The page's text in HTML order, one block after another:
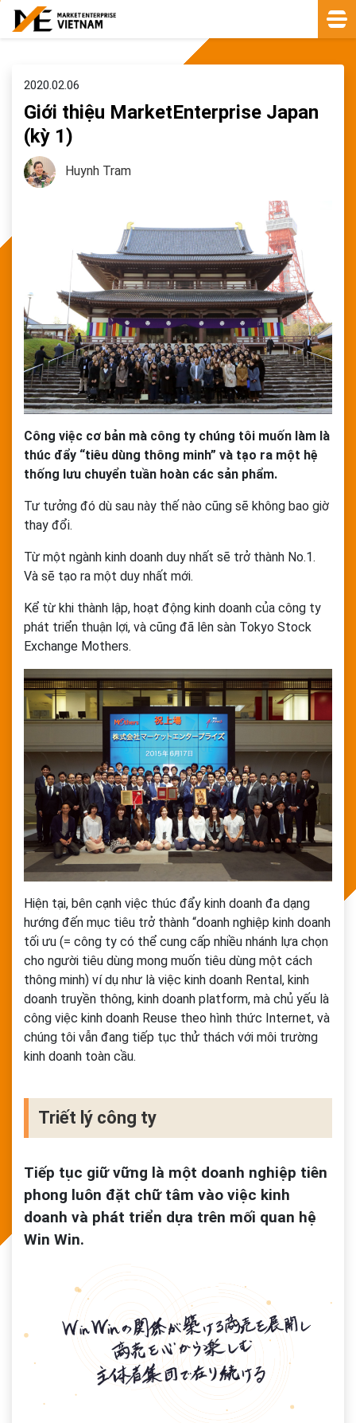
2020.02.06
Giới thiệu MarketEnterprise Japan
(kỳ 1)
Huynh Tram
Công việc cơ bản mà công ty chúng tôi muốn làm là
thúc đẩy “tiêu dùng thông minh” và tạo ra một hệ
thống lưu chuyển tuần hoàn các sản phẩm.
Tư tưởng đó dù sau này thế nào cũng sẽ không bao giờ
thay đổi.
Từ một ngành kinh doanh duy nhất sẽ trở thành No.1.
Và sẽ tạo ra một duy nhất mới.
Kể từ khi thành lập, hoạt động kinh doanh của công ty
phát triển thuận lợi, và cũng đã lên sàn Tokyo Stock
Exchange Mothers.
Hiện tại, bên cạnh việc thúc đẩy kinh doanh đa dạng
hướng đến mục tiêu trở thành “doanh nghiệp kinh doanh
tối ưu (= công ty có thể cung cấp nhiều nhánh lựa chọn
cho người tiêu dùng mong muốn tiêu dùng một cách
thông minh) ví dụ như là việc kinh doanh Rental, kinh
doanh truyền thông, kinh doanh platform, mà chủ yếu là
công việc kinh doanh Reuse theo hình thức Internet, và
chúng tôi vẫn đang tiếp tục thử thách với môi trường
kinh doanh toàn cầu.
Triết lý công ty
Tiếp tục giữ vững là một doanh nghiệp tiên
phong luôn đặt chữ tâm vào việc kinh
doanh và phát triển dựa trên mối quan hệ
Win Win.